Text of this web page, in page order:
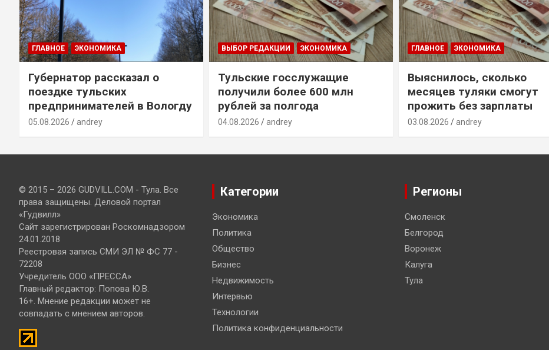
ГЛАВНОЕ ЭКОНОМИКА
Губернатор рассказал о
поездке тульских
предпринимателей в Вологду
05.08.2026 andrey
ВЫБОР РЕДАКЦИИ ЭКОНОМИКА
Тульские госслужащие
получили более 600 млн
рублей за полгода
04.08.2026 andrey
ГЛАВНОЕ ЭКОНОМИКА
Выяснилось, сколько
месяцев туляки смогут
прожить без зарплаты
03.08.2026 andrey
© 2015 – 2026 GUDVILL.COM - Тула. Все
права защищены. Деловой портал
«Гудвилл»
Сайт зарегистрирован Роскомнадзором
24.01.2018
Реестровая запись СМИ ЭЛ № ФС 77 -
72208
Учредитель ООО «ПРЕССА»
Главный редактор: Попова Ю.В.
16+. Мнение редакции может не
совпадать с мнением авторов.
Категории
Экономика
Политика
Общество
Бизнес
Недвижимость
Интервью
Технологии
Политика конфиденциальности
Регионы
Смоленск
Белгород
Воронеж
Калуга
Тула